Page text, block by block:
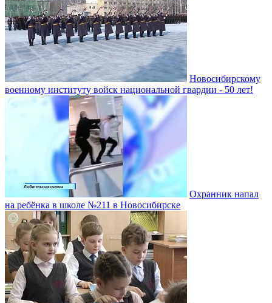
Новосибирскому
военному институту войск национальной гвардии - 50 лет!
Охранник напал
на ребёнка в школе №211 в Новосибирске